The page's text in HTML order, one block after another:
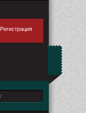
Регистрация